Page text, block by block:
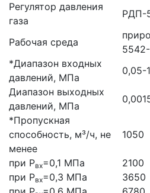
Регулятор давления
газа
РДП-
Рабочая среда
*Диапазон входных
давлений, МПа
0,05-
Диапазон выходных
давлений, МПа
*Пропускная
способность, м³/ч, не
менее
1050
при Рвх=0,1 МПа
2100
при Рвх=0,3 МПа
3650